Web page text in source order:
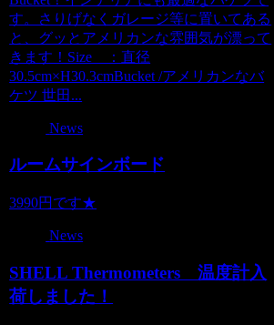
す。さりげなくガレージ等に置いてある
と、グッとアメリカンな雰囲気が漂って
きます！Size ：直径
30.5cm×H30.3cmBucket /アメリカンなバ
ケツ 世田...
News
ルームサインボード
3990円です★
News
SHELL Thermometers 温度計入
荷しました！